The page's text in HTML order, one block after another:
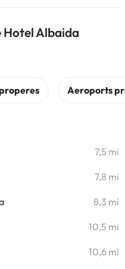
Hotel Albaida
7,5 mi
7,8 mi
8,3 mi
10,5 mi
10,6 mi